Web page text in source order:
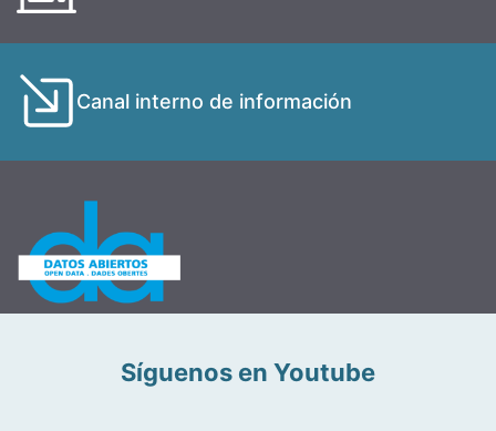
Canal interno de información
Síguenos en Youtube